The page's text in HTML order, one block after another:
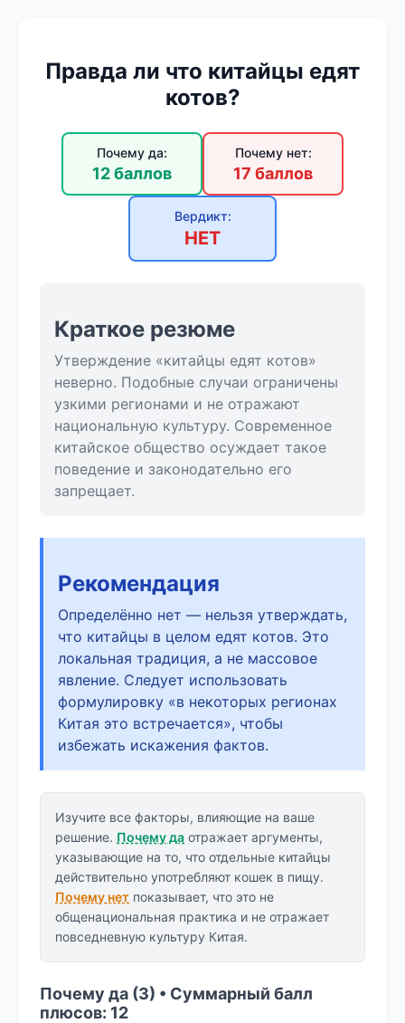
Правда ли что китайцы едят
котов?
Почему да:
12 баллов
Почему нет:
17 баллов
Вердикт:
НЕТ
Краткое резюме
Утверждение «китайцы едят котов»
неверно. Подобные случаи ограничены
узкими регионами и не отражают
национальную культуру. Современное
китайское общество осуждает такое
поведение и законодательно его
запрещает.
Рекомендация
Определённо нет — нельзя утверждать,
что китайцы в целом едят котов. Это
локальная традиция, а не массовое
явление. Следует использовать
формулировку «в некоторых регионах
Китая это встречается», чтобы
избежать искажения фактов.
Изучите все факторы, влияющие на ваше
решение. Почему да отражает аргументы,
указывающие на то, что отдельные китайцы
действительно употребляют кошек в пищу.
Почему нет показывает, что это не
общенациональная практика и не отражает
повседневную культуру Китая.
Почему да (3) • Суммарный балл
плюсов: 12